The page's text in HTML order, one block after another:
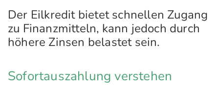
Der Eilkredit bietet schnellen Zugang
zu Finanzmitteln, kann jedoch durch
höhere Zinsen belastet sein.
Sofortauszahlung verstehen